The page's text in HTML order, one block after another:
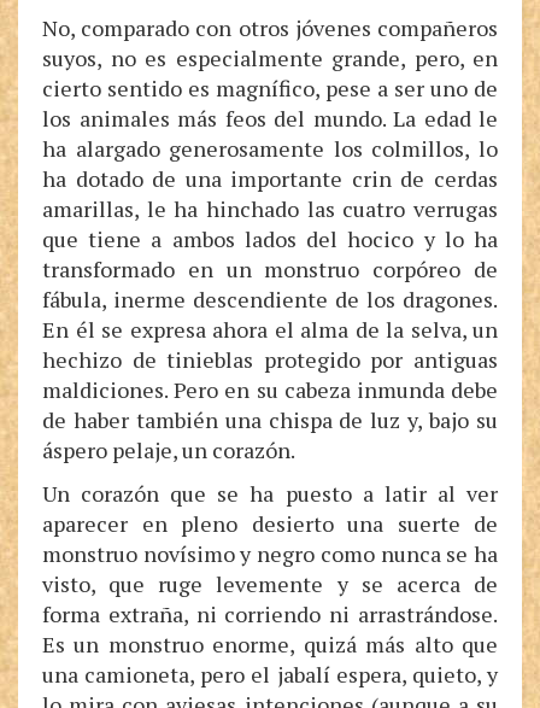
No, comparado con otros jóvenes compañeros
suyos, no es especialmente grande, pero, en
cierto sentido es magnífico, pese a ser uno de
los animales más feos del mundo. La edad le
ha alargado generosamente los colmillos, lo
ha dotado de una importante crin de cerdas
amarillas, le ha hinchado las cuatro verrugas
que tiene a ambos lados del hocico y lo ha
transformado en un monstruo corpóreo de
fábula, inerme descendiente de los dragones.
En él se expresa ahora el alma de la selva, un
hechizo de tinieblas protegido por antiguas
maldiciones. Pero en su cabeza inmunda debe
de haber también una chispa de luz y, bajo su
áspero pelaje, un corazón.
Un corazón que se ha puesto a latir al ver
aparecer en pleno desierto una suerte de
monstruo novísimo y negro como nunca se ha
visto, que ruge levemente y se acerca de
forma extraña, ni corriendo ni arrastrándose.
Es un monstruo enorme, quizá más alto que
una camioneta, pero el jabalí espera, quieto, y